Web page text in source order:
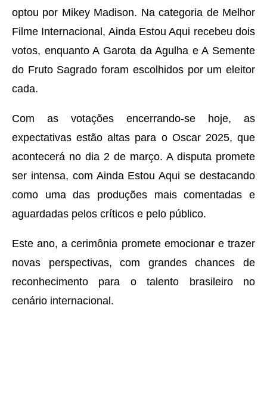
optou por Mikey Madison. Na categoria de Melhor
Filme Internacional, Ainda Estou Aqui recebeu dois
votos, enquanto A Garota da Agulha e A Semente
do Fruto Sagrado foram escolhidos por um eleitor
cada.
Com as votações encerrando-se hoje, as
expectativas estão altas para o Oscar 2025, que
acontecerá no dia 2 de março. A disputa promete
ser intensa, com Ainda Estou Aqui se destacando
como uma das produções mais comentadas e
aguardadas pelos críticos e pelo público.
Este ano, a cerimônia promete emocionar e trazer
novas perspectivas, com grandes chances de
reconhecimento para o talento brasileiro no
cenário internacional.